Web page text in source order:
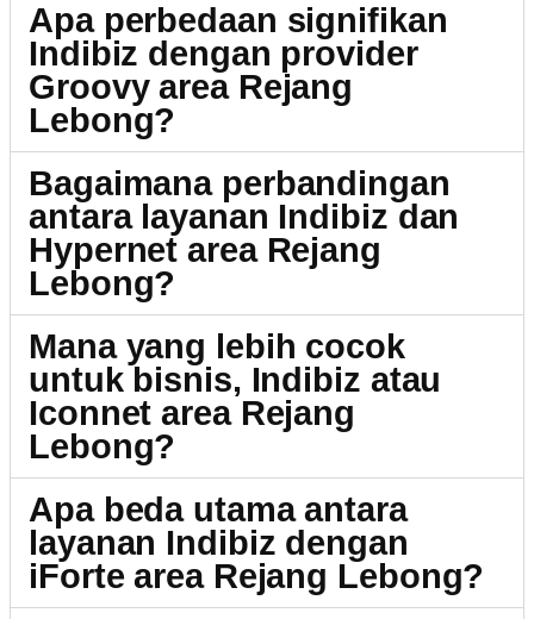
Apa perbedaan signifikan
Indibiz dengan provider
Groovy area Rejang
Lebong?
Bagaimana perbandingan
antara layanan Indibiz dan
Hypernet area Rejang
Lebong?
Mana yang lebih cocok
untuk bisnis, Indibiz atau
Iconnet area Rejang
Lebong?
Apa beda utama antara
layanan Indibiz dengan
iForte area Rejang Lebong?